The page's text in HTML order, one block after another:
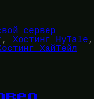
сервер
, Хостинг HyTale
ХайТейл